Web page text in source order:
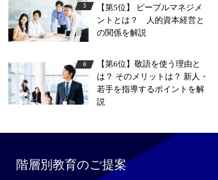
【第5位】 ピープルマネジメ
ントとは？ 人的資本経営と
の関係を解説
【第6位】敬語を使う理由と
は？ そのメリットは？ 新人・
若手を指導するポイントを解
説
階層別教育のご提案